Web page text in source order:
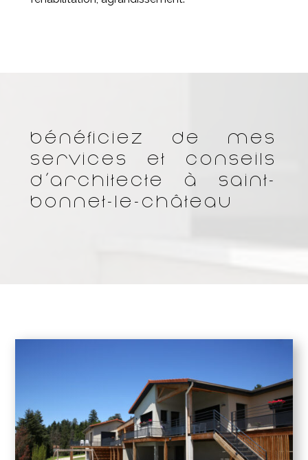
Bénéficiez de mes
services et conseils
d’architecte à Saint-
Bonnet-le-Château